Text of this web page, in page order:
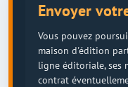
Envoyer
Vous pouvez
maison d'édition
ligne éditoriale, ses
contrat